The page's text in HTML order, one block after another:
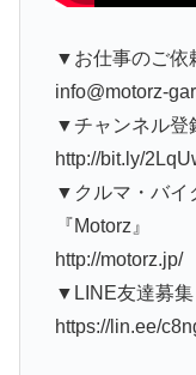
▼お仕事のご依
info@motorz-
▼チャンネル登
http://bit.ly/
▼クルマ・バイ
『Motorz』
http://motorz.jp/
▼LINE友達募集
https://lin.ee/